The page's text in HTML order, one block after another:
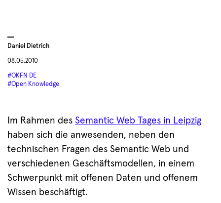
Daniel Dietrich
08.05.2010
#OKFN DE
#Open Knowledge
Im Rahmen des Semantic Web Tages in Leipzig
haben sich die anwesenden, neben den
technischen Fragen des Semantic Web und
verschiedenen Geschäftsmodellen, in einem
Schwerpunkt mit offenen Daten und offenem
Wissen beschäftigt.